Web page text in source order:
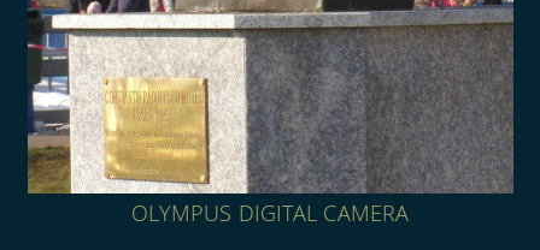
OLYMPUS DIGITAL CAMERA